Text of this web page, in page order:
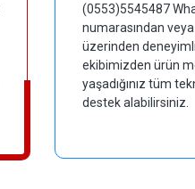
(0553)5545487
numarasından
üzerinden
ekibimizden ürün
yaşadığınız tüm
destek alabilirsiniz.